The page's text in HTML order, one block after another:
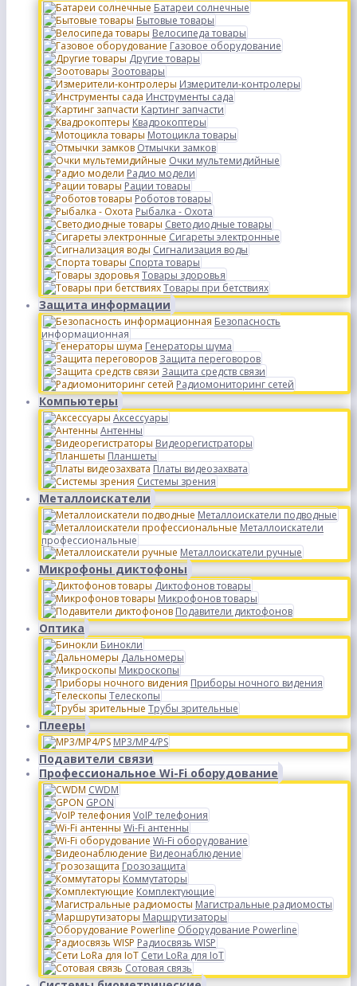
Батареи солнечные
Бытовые товары
Велосипеда товары
Газовое оборудование
Другие товары
Зоотовары
Измерители-контролеры
Инструменты сада
Картинг запчасти
Квадрокоптеры
Мотоцикла товары
Отмычки замков
Очки мультемидийные
Радио модели
Рации товары
Роботов товары
Рыбалка - Охота
Светодиодные товары
Сигареты электронные
Сигнализация воды
Спорта товары
Товары здоровья
Товары при бетствиях
Защита информации
Безопасность
информационная
Генераторы шума
Защита переговоров
Защита средств связи
Радиомониторинг сетей
Компьютеры
Аксессуары
Антенны
Видеорегистраторы
Планшеты
Платы видеозахвата
Системы зрения
Металлоискатели
Металлоискатели подводные
Металлоискатели
профессиональные
Металлоискатели ручные
Микрофоны диктофоны
Диктофонов товары
Микрофонов товары
Подавители диктофонов
Оптика
Бинокли
Дальномеры
Микроскопы
Приборы ночного видения
Телескопы
Трубы зрительные
Плееры
MP3/MP4/PS
Подавители связи
Профессиональное Wi-Fi оборудование
CWDM
GPON
VoIP телефония
Wi-Fi антенны
Wi-Fi оборудование
Видеонаблюдение
Грозозащита
Коммутаторы
Комплектующие
Магистральные радиомосты
Маршрутизаторы
Оборудование Powerline
Радиосвязь WISP
Сети LoRa для IoT
Сотовая связь